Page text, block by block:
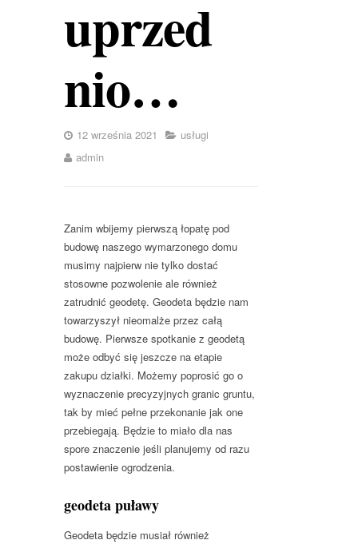
uprzed
nio…
12 września 2021
usługi
admin
Zanim wbijemy pierwszą łopatę pod
budowę naszego wymarzonego domu
musimy najpierw nie tylko dostać
stosowne pozwolenie ale również
zatrudnić geodetę. Geodeta będzie nam
towarzyszył nieomalże przez całą
budowę. Pierwsze spotkanie z geodetą
może odbyć się jeszcze na etapie
zakupu działki. Możemy poprosić go o
wyznaczenie precyzyjnych granic gruntu,
tak by mieć pełne przekonanie jak one
przebiegają. Będzie to miało dla nas
spore znaczenie jeśli planujemy od razu
postawienie ogrodzenia.
geodeta puławy
Geodeta będzie musiał również